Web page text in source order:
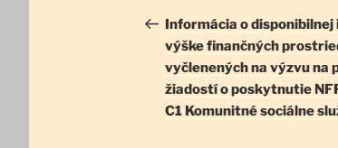
v
článku
článok
Informácia o
výške finančných
vyčlenených na výzvu na
žiadostí o poskytnutie
C1 Komunitné sociálne